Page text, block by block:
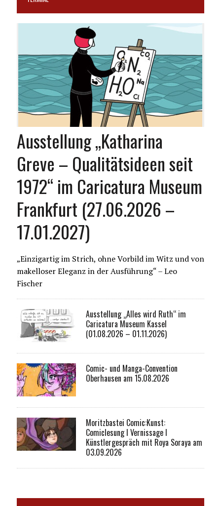
Ausstellung „Katharina
Greve – Qualitätsideen seit
1972“ im Caricatura Museum
Frankfurt (27.06.2026 –
17.01.2027)
„Einzigartig im Strich, ohne Vorbild im Witz und von
makelloser Eleganz in der Ausführung“ – Leo
Fischer
Ausstellung „Alles wird Ruth“ im
Caricatura Museum Kassel
(01.08.2026 – 01.11.2026)
Comic- und Manga-Convention
Oberhausen am 15.08.2026
Moritzbastei Comic:Kunst:
Comiclesung I Vernissage I
Künstlergespräch mit Roya Soraya am
03.09.2026